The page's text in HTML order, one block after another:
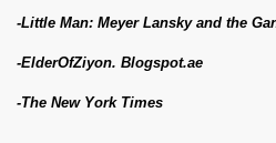
-Little Man: Meyer Lansky and the
-ElderOfZiyon. Blogspot.ae
-The New York Times